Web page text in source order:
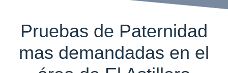
Pruebas de Paternidad
mas demandadas en el